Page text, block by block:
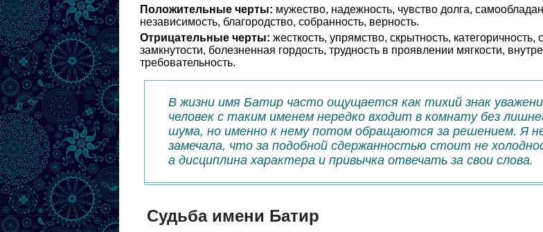
Положительные черты: мужество, надежность, чувство долга,
независимость, благородство, собранность, верность.
Отрицательные черты: жесткость, упрямство, скрытность, категоричность,
замкнутости, болезненная гордость, трудность в проявлении мягкости,
требовательность.
В жизни имя Батир часто ощущается как тихий знак
человек с таким именем нередко входит в комнату без
шума, но именно к нему потом обращаются за решением. Я
замечала, что за подобной сдержанностью стоит не
а дисциплина характера и привычка отвечать за свои слова.
Судьба имени Батир